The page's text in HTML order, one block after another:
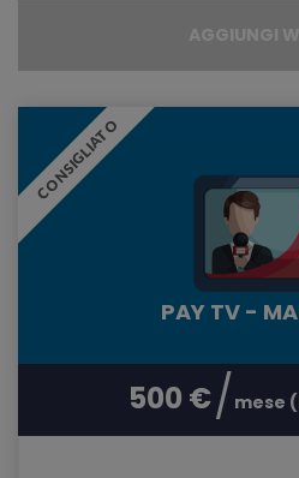
AGGIUNGI
CONSIGLIATO
PAY TV -
500 € mese